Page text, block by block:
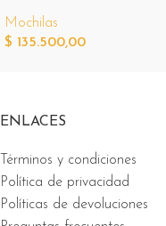
Mochilas
$ 135.500,00
ENLACES
Términos y condiciones
Política de privacidad
Políticas de devoluciones